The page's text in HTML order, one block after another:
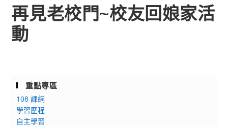
再見老校門~校友回娘家活
動
重點專區
108 課綱
學習歷程
自主學習